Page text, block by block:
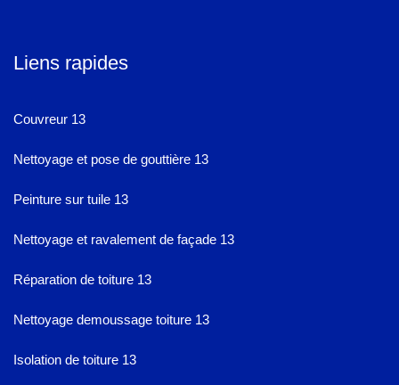
Liens rapides
Couvreur 13
Nettoyage et pose de gouttière 13
Peinture sur tuile 13
Nettoyage et ravalement de façade 13
Réparation de toiture 13
Nettoyage demoussage toiture 13
Isolation de toiture 13